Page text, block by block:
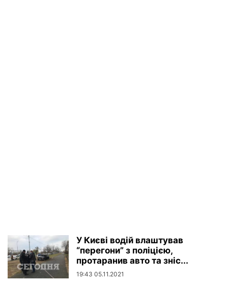
У Києві водій влаштував
“перегони” з поліцією,
протаранив авто та зніс...
19:43 05.11.2021